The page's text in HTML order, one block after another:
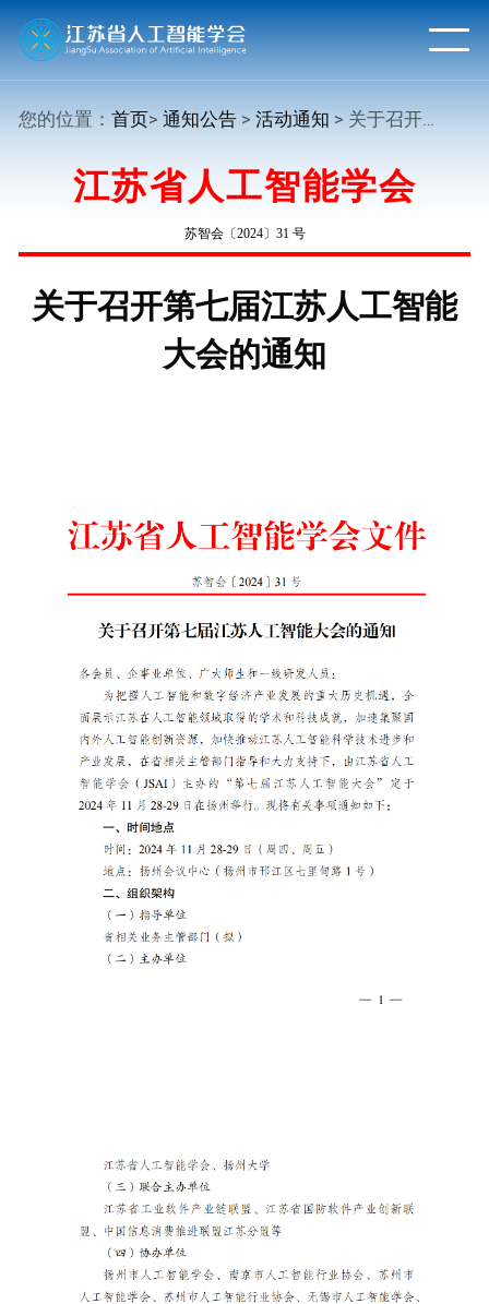
您的位置：首页>通知公告 >活动通知 > 关于召开第七届江苏人工智能大会的通知
江苏省人工智能学会
苏智会〔2024〕31 号
关于召开第七届江苏人工智能
大会的通知